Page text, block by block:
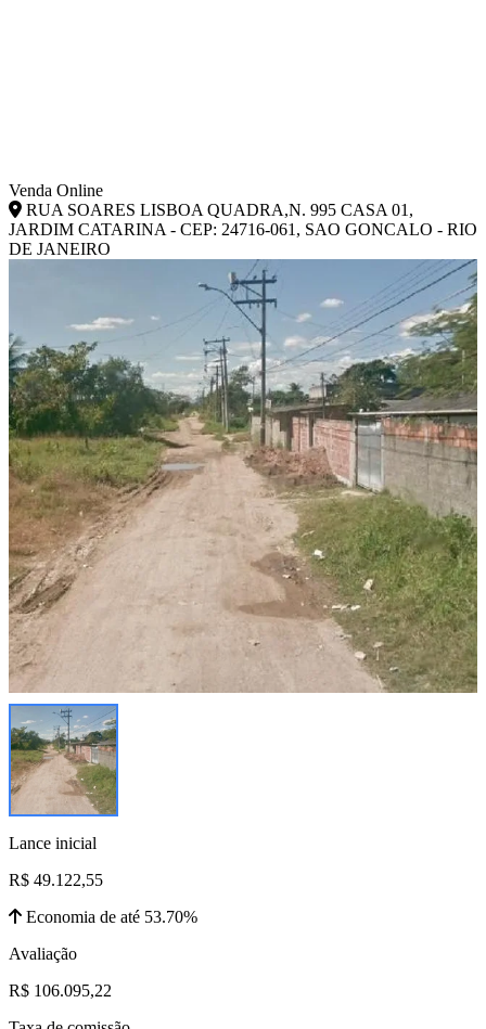
Venda Online
RUA SOARES LISBOA QUADRA,N. 995 CASA 01,
JARDIM CATARINA - CEP: 24716-061, SAO GONCALO - RIO
DE JANEIRO
Lance inicial
R$ 49.122,55
Economia de até 53.70%
Avaliação
R$ 106.095,22